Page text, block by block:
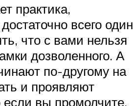
практика,
всего один
что с вами нельзя
дозволенного. А
по-другому на
и проявляют
вы промолчите,